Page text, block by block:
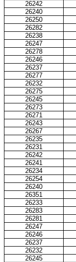
26242
26240
26250
26282
26238
26247
26278
26246
26237
26277
26232
26275
26245
26273
26271
26243
26267
26235
26231
26242
26241
26234
26254
26240
26351
26233
26283
26281
26247
26246
26237
26232
26245